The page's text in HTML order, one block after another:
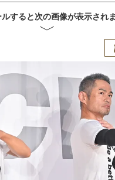
すると次の画像が表示され